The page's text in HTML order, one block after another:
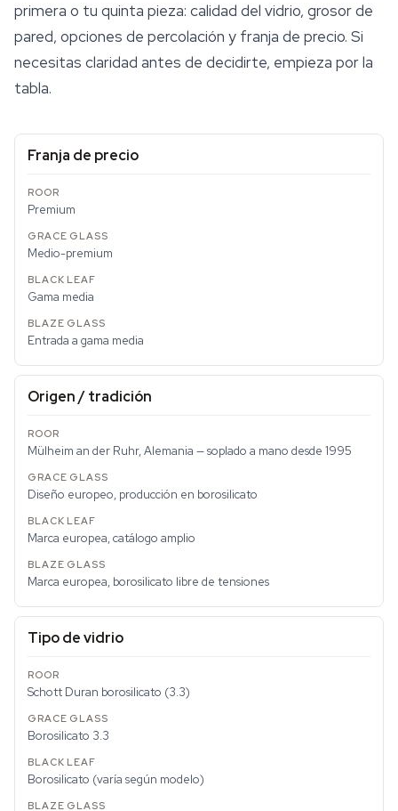
primera o tu quinta pieza: calidad del vidrio, grosor de
pared, opciones de percolación y franja de precio. Si
necesitas claridad antes de decidirte, empieza por la
tabla.
Franja de precio
Premium
Medio-premium
Gama media
Entrada a gama media
Origen / tradición
Mülheim an der Ruhr, Alemania — soplado a mano desde 1995
Diseño europeo, producción en borosilicato
Marca europea, catálogo amplio
Marca europea, borosilicato libre de tensiones
Tipo de vidrio
Schott Duran borosilicato (3.3)
Borosilicato 3.3
Borosilicato (varía según modelo)